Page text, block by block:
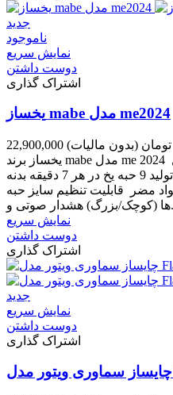
جدید
ناموجود
نمایش سریع
دوست داشتن
اشتراک گذاری
یخساز mabe مدل me2024
22,900,000 تومان (بدون مالیات)
یخساز برند mabe مدل me 2024 برند امریکا مونتاژ چین بدنه استیل
تولید 12 کیلوگرم یخ در 24 ساعت تولید 9 حبه یخ در هر 7 دقیقه بدنه
مضر قابلیت تنظیم سایز حبه
و...
نمایش سریع
دوست داشتن
اشتراک گذاری
جدید
نمایش سریع
دوست داشتن
اشتراک گذاری